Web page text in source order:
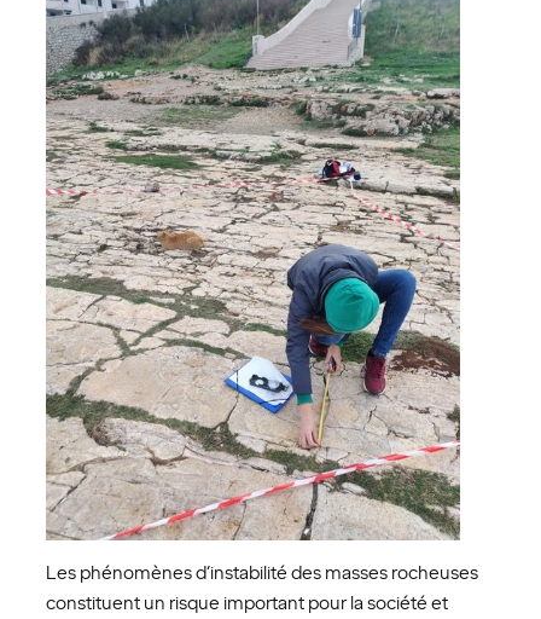
Les phénomènes d’instabilité des masses rocheuses
constituent un risque important pour la société et